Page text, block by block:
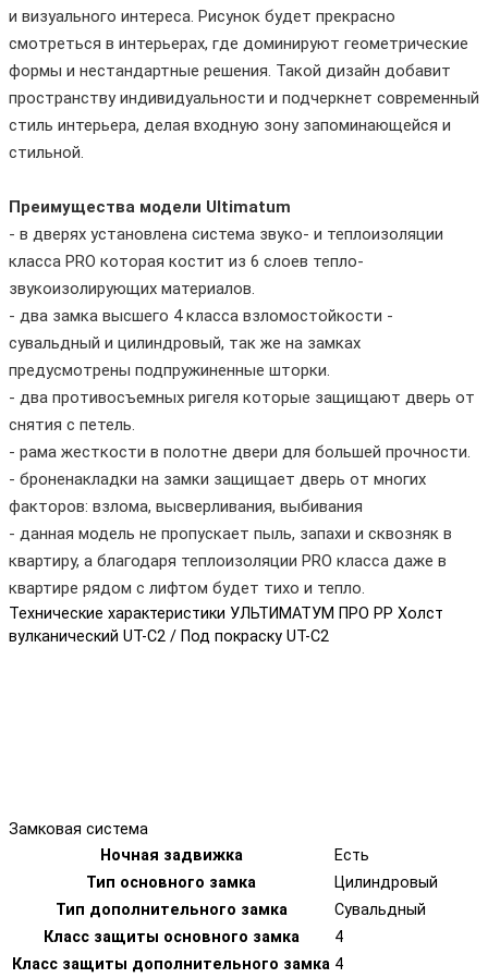
и визуального интереса. Рисунок будет прекрасно
смотреться в интерьерах, где доминируют геометрические
формы и нестандартные решения. Такой дизайн добавит
пространству индивидуальности и подчеркнет современный
стиль интерьера, делая входную зону запоминающейся и
стильной.
Преимущества модели Ultimatum
- в дверях установлена система звуко- и теплоизоляции
класса PRO которая костит из 6 слоев тепло-
звукоизолирующих материалов.
- два замка высшего 4 класса взломостойкости -
сувальдный и цилиндровый, так же на замках
предусмотрены подпружиненные шторки.
- два противосъемных ригеля которые защищают дверь от
снятия с петель.
- рама жесткости в полотне двери для большей прочности.
- броненакладки на замки защищает дверь от многих
факторов: взлома, высверливания, выбивания
- данная модель не пропускает пыль, запахи и сквозняк в
квартиру, а благодаря теплоизоляции PRO класса даже в
квартире рядом с лифтом будет тихо и тепло.
Технические характеристики УЛЬТИМАТУМ ПРО PP Холст
вулканический UT-C2 / Под покраску UT-C2
Замковая система
Ночная задвижка
Есть
Тип основного замка
Цилиндровый
Тип дополнительного замка
Сувальдный
Класс защиты основного замка
4
Класс защиты дополнительного замка 4